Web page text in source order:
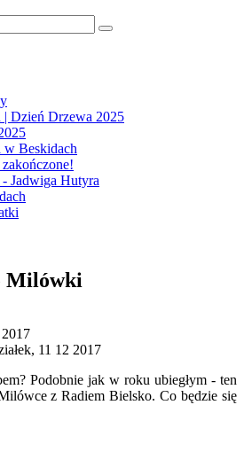
| Dzień Drzewa 2025
w Beskidach
Jadwiga Hutyra
Milówki
11 12 2017
Podobnie jak w roku ubiegłym - ten
z Radiem Bielsko. Co będzie się